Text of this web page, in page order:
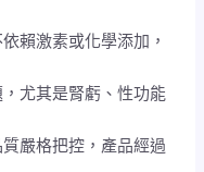
賴激素或化學添加，
尤其是腎虧、性功能
嚴格把控，產品經過